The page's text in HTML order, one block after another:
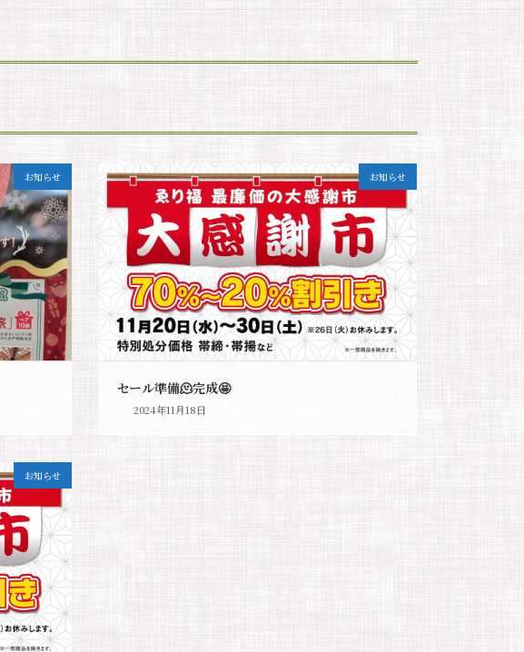
お知らせ お知らせ
セール準備🫠完成🤩
2024年11月18日
お知らせ